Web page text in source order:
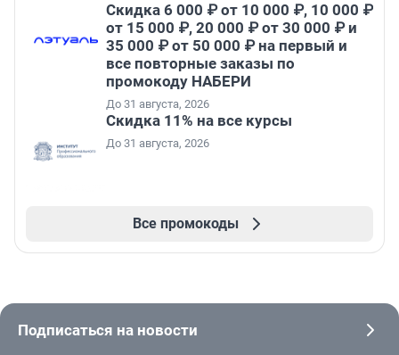
Скидка 6 000 ₽ от 10 000 ₽, 10 000 ₽
от 15 000 ₽, 20 000 ₽ от 30 000 ₽ и
35 000 ₽ от 50 000 ₽ на первый и
все повторные заказы по
промокоду НАБЕРИ
До 31 августа, 2026
Скидка 11% на все курсы
До 31 августа, 2026
Все промокоды
Подписаться на новости